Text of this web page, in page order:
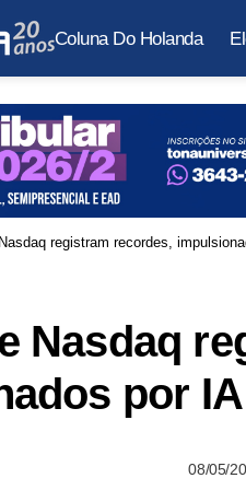
Coluna Do Holanda
registram recordes,
Nasdaq
por
08/05/